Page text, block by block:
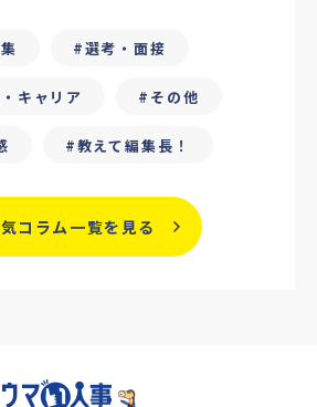
ス保護新法 #デイワーク
ギグワーク #面接
め方 #面接評価シート
#業界別
#労務 #リーダーシップ
#GPA #学歴フィルター
選考・面接
キャリア その他
教えて編集長！
コラム一覧を見る